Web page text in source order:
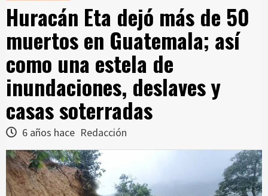
Huracán Eta dejó más de 50
muertos en Guatemala; así
como una estela de
inundaciones, deslaves y
casas soterradas
6 años hace Redacción